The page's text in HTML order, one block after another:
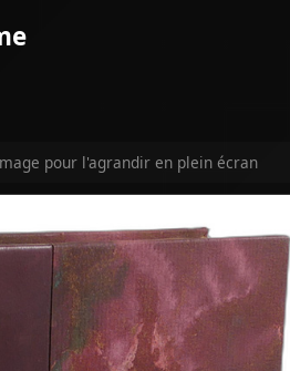
pour l'agrandir en plein écran